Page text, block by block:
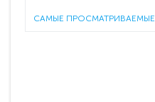
САМЫЕ ПРОСМАТРИВАЕМЫЕ